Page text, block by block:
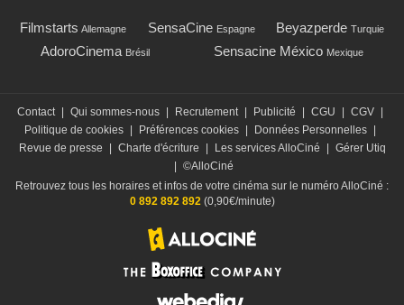
Filmstarts Allemagne SensaCine Espagne Beyazperde Turquie
AdoroCinema Brésil Sensacine México Mexique
Contact Qui sommes-nous Recrutement Publicité CGU CGV
Politique de cookies
Préférences cookies Données Personnelles
Revue de presse
Charte d'écriture Les services AlloCiné
Gérer Utiq
©AlloCiné
Retrouvez tous les horaires et infos de votre cinéma sur le numéro AlloCiné :
0 892 892 892(0,90€/minute)